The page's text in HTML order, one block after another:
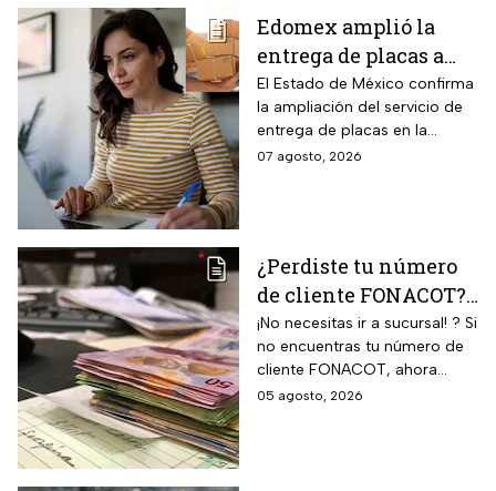
Edomex amplió la
entrega de placas a
domicilio a todo el
estado: los tres pasos
para reemplacar en
línea antes del 31 de
El Estado de México confirma
la ampliación del servicio de
entrega de placas en la
puerta del domicilio,
deben completar el cambio.
07 agosto, 2026
¿Perdiste tu número
de cliente FONACOT?
Así puedes
recuperarlo y
consultar tu crédito
2026
¡No necesitas ir a sucursal! ? Si
no encuentras tu número de
cliente FONACOT, ahora
puedes recuperarlo y
05 agosto, 2026